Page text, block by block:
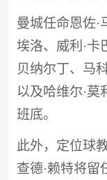
曼城任命恩佐·
埃洛、威利·卡
贝纳尔丁、马
以及哈维尔·
班底。
此外，定位球
查德·赖特将